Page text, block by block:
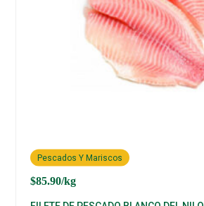
$85.90/kg
Pescados Y Mariscos